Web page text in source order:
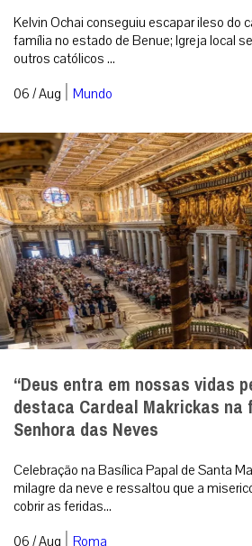
Kelvin Ochai conseguiu escapar ileso do
família no estado de Benue; Igreja local
outros católicos ...
06 / Aug | Mundo
“Deus entra em nossas vidas
destaca Cardeal Makrickas na
Senhora das Neves
Celebração na Basílica Papal de Santa
milagre da neve e ressaltou que a
cobrir as feridas...
06 / Aug | Roma